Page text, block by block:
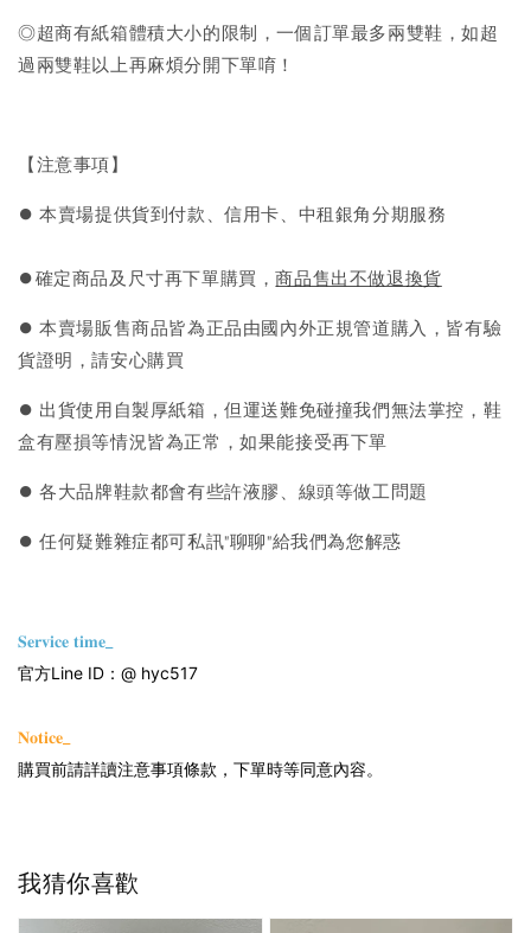
◎超商有紙箱體積大小的限制，一個訂單最多兩雙鞋，如超
過兩雙鞋以上再麻煩分開下單唷！
【注意事項】
⏺︎ 本賣場提供貨到付款、信用卡、中租銀角分期服務
⏺︎確定商品及尺寸再下單購買，商品售出不做退換貨
⏺︎ 本賣場販售商品皆為正品由國內外正規管道購入，皆有驗
貨證明，請安心購買
⏺︎ 出貨使用自製厚紙箱，但運送難免碰撞我們無法掌控，鞋
盒有壓損等情況皆為正常，如果能接受再下單
⏺︎ 各大品牌鞋款都會有些許液膠、線頭等做工問題
⏺︎ 任何疑難雜症都可私訊"聊聊"給我們為您解惑
𝐒𝐞𝐫𝐯𝐢𝐜𝐞 𝐭𝐢𝐦𝐞_
官方Line ID：@ hyc517
𝐍𝐨𝐭𝐢𝐜𝐞_
購買前請詳讀注意事項條款，下單時等同意內容。
我猜你喜歡